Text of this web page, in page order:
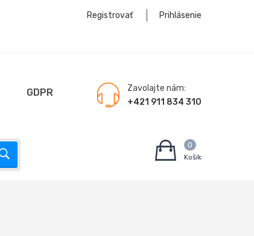
Registrovať Prihlásenie
GDPR
Zavolajte nám:
+421 911 834 310
0
Košík